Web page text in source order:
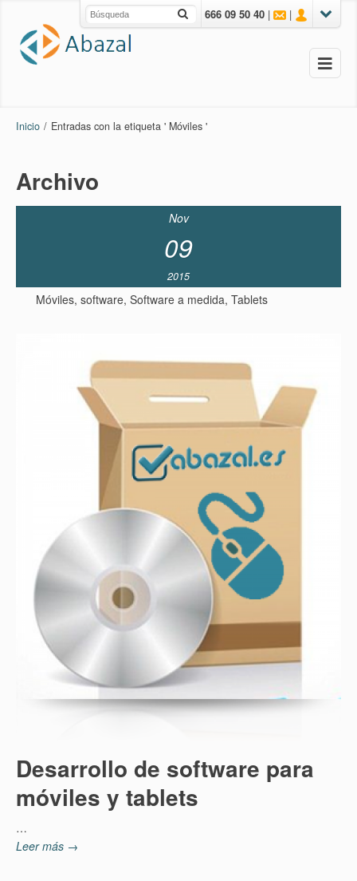
666 09 50 40 | |
Inicio / Entradas con la etiqueta ' Móviles '
Archivo
Nov
09
2015
Móviles, software, Software a medida, Tablets
Desarrollo de software para
móviles y tablets
…
Leer más →